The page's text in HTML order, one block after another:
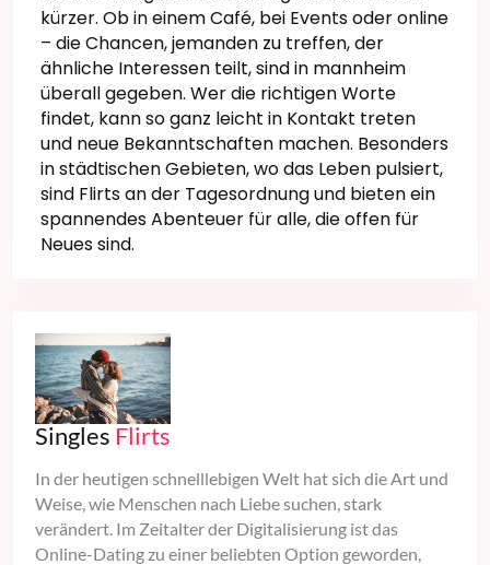
kürzer. Ob in einem Café, bei Events oder online
– die Chancen, jemanden zu treffen, der
ähnliche Interessen teilt, sind in mannheim
überall gegeben. Wer die richtigen Worte
findet, kann so ganz leicht in Kontakt treten
und neue Bekanntschaften machen. Besonders
in städtischen Gebieten, wo das Leben pulsiert,
sind Flirts an der Tagesordnung und bieten ein
spannendes Abenteuer für alle, die offen für
Neues sind.
Singles Flirts
In der heutigen schnelllebigen Welt hat sich die Art und
Weise, wie Menschen nach Liebe suchen, stark
verändert. Im Zeitalter der Digitalisierung ist das
Online-Dating zu einer beliebten Option geworden,